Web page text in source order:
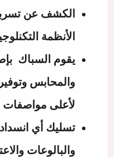
الكشف عن
الأنظمة
يقوم السباك
والمحابس
لأعلى مواصفات
تسليك أي انسداد
والبالوعات